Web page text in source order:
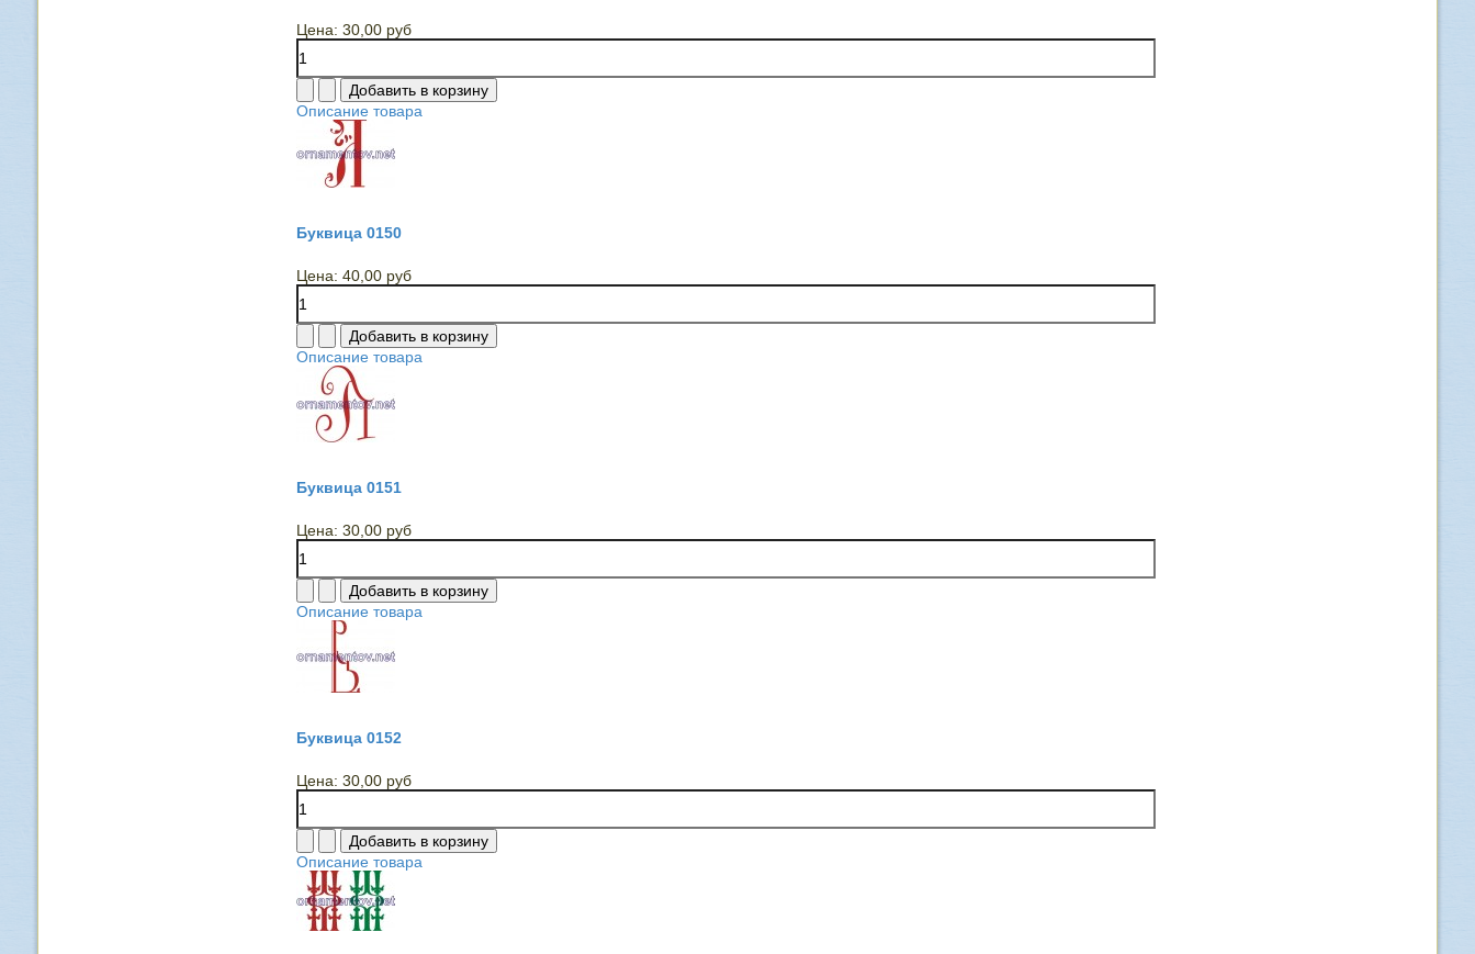
Цена: 30,00 руб
Описание товара
Буквица 0150
Цена: 40,00 руб
Описание товара
Буквица 0151
Цена: 30,00 руб
Описание товара
Буквица 0152
Цена: 30,00 руб
Описание товара